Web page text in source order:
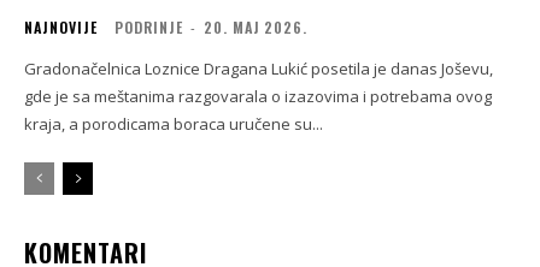
NAJNOVIJE PODRINJE - 20. МАЈ 2026.
Gradonačelnica Loznice Dragana Lukić posetila je danas Joševu,
gde je sa meštanima razgovarala o izazovima i potrebama ovog
kraja, a porodicama boraca uručene su...
KOMENTARI